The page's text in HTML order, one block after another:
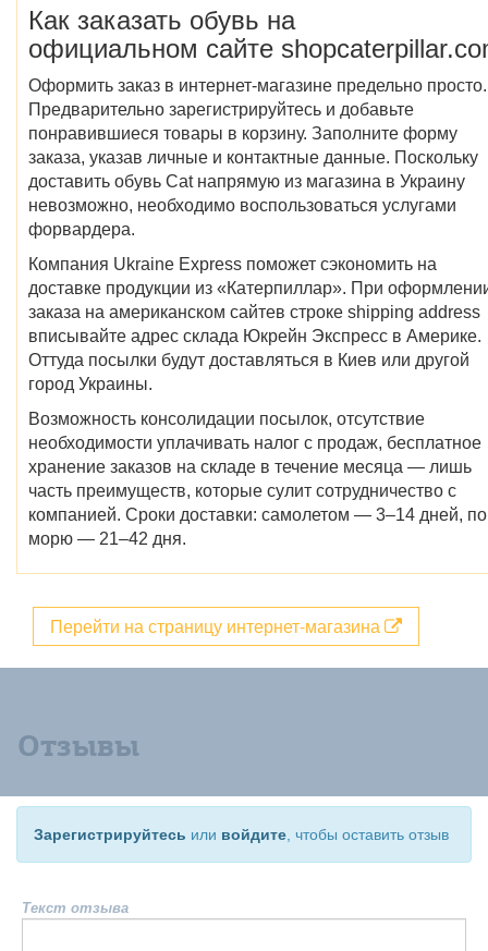
Как заказать обувь на
официальном сайте
Оформить заказ в интернет-магазине предельно просто.
Предварительно зарегистрируйтесь и добавьте
понравившиеся товары в корзину. Заполните форму
заказа, указав личные и контактные данные. Поскольку
доставить обувь Cat напрямую из магазина в Украину
невозможно, необходимо воспользоваться услугами
форвардера.
Компания Ukraine Express поможет сэкономить на
доставке продукции из «Катерпиллар». При
заказа на американском сайтев строке shipping address
вписывайте адрес склада Юкрейн Экспресс в Америке.
Оттуда посылки будут доставляться в Киев или другой
город Украины.
Возможность консолидации посылок, отсутствие
необходимости уплачивать налог с продаж, бесплатное
хранение заказов на складе в течение месяца — лишь
часть преимуществ, которые сулит сотрудничество с
компанией. Сроки доставки: самолетом — 3–14 дней, по
морю — 21–42 дня.
Перейти на страницу интернет-магазина
Отзывы
Зарегистрируйтесь или войдите , чтобы оставить отзыв
Текст отзыва